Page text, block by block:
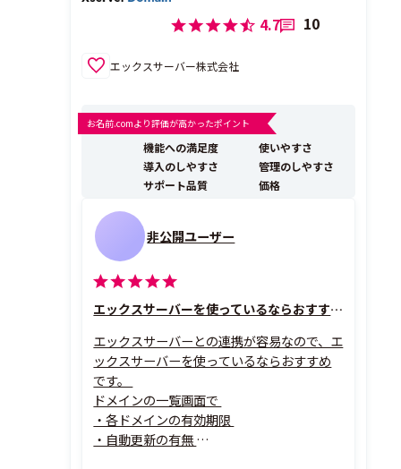
4.7 10
エックスサーバー株式会社
お名前.comより評価が高かったポイント
機能への満足度
使いやすさ
導入のしやすさ
管理のしやすさ
サポート品質
価格
非公開ユーザー
エックスサーバーを使っているならおすすめです
エックスサーバーとの連携が容易なので、エ
ックスサーバーを使っているならおすすめ
です。
ドメインの一覧画面で
・各ドメインの有効期限
・自動更新の有無